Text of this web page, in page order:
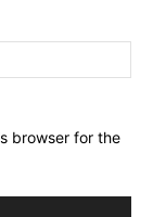
browser for the